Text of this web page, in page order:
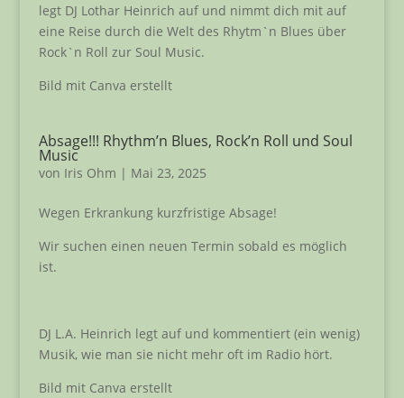
legt DJ Lothar Heinrich auf und nimmt dich mit auf
eine Reise durch die Welt des Rhytm`n Blues über
Rock`n Roll zur Soul Music.
Bild mit Canva erstellt
Absage!!! Rhythm’n Blues, Rock’n Roll und Soul
Music
von Iris Ohm | Mai 23, 2025
Wegen Erkrankung kurzfristige Absage!
Wir suchen einen neuen Termin sobald es möglich
ist.
DJ L.A. Heinrich legt auf und kommentiert (ein wenig)
Musik, wie man sie nicht mehr oft im Radio hört.
Bild mit Canva erstellt